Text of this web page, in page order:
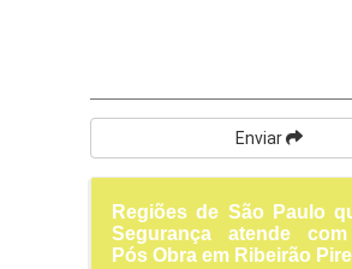
Enviar
Regiões de São Paulo
Segurança atende
Pós Obra em Ribeirão